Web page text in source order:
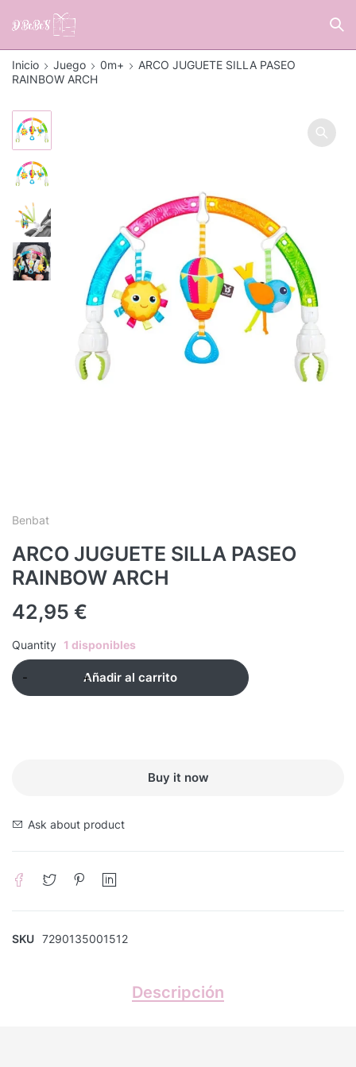
Inicio Juego 0m+
ARCO JUGUETE SILLA PASEO
RAINBOW ARCH
Benbat
ARCO JUGUETE SILLA PASEO
RAINBOW ARCH
42,95 €
Quantity 1 disponibles
Añadir al carrito
Buy it now
Ask about product
SKU 7290135001512
Descripción